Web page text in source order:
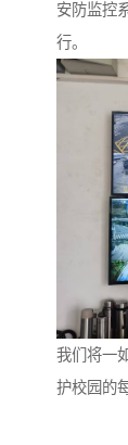
安防监控
行。
我们将一
护校园的